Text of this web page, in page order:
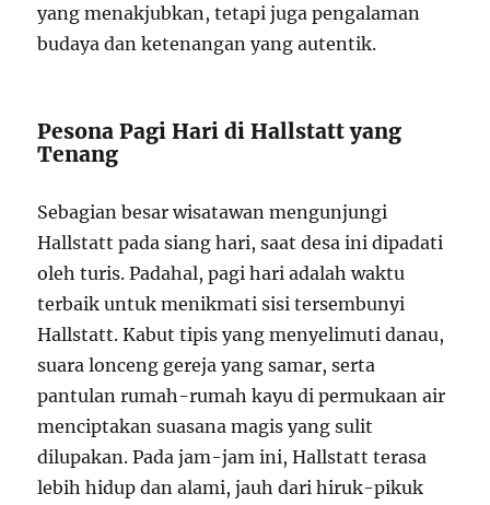
yang menakjubkan, tetapi juga pengalaman
budaya dan ketenangan yang autentik.
Pesona Pagi Hari di Hallstatt yang
Tenang
Sebagian besar wisatawan mengunjungi
Hallstatt pada siang hari, saat desa ini dipadati
oleh turis. Padahal, pagi hari adalah waktu
terbaik untuk menikmati sisi tersembunyi
Hallstatt. Kabut tipis yang menyelimuti danau,
suara lonceng gereja yang samar, serta
pantulan rumah-rumah kayu di permukaan air
menciptakan suasana magis yang sulit
dilupakan. Pada jam-jam ini, Hallstatt terasa
lebih hidup dan alami, jauh dari hiruk-pikuk